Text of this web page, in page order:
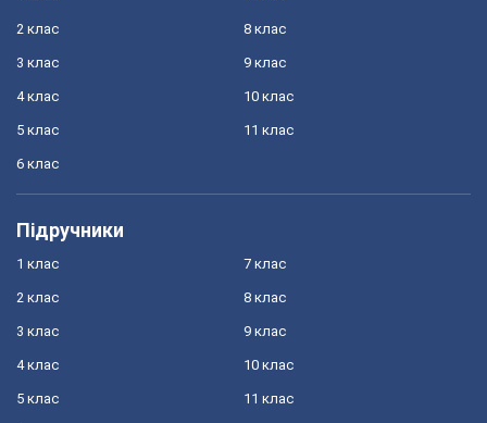
2 клас
3 клас
4 клас
5 клас
6 клас
8 клас
9 клас
10 клас
11 клас
Підручники
1 клас
2 клас
3 клас
4 клас
5 клас
7 клас
8 клас
9 клас
10 клас
11 клас